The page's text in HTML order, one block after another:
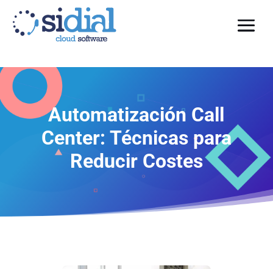
Automatización Call
Center: Técnicas para
Reducir Costes